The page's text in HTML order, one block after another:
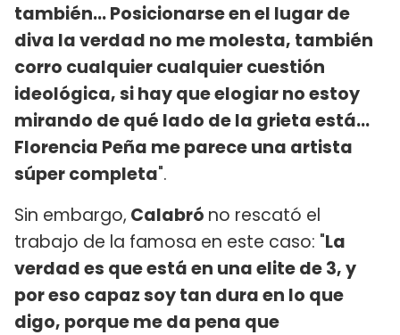
también... Posicionarse en el lugar de
diva la verdad no me molesta, también
corro cualquier cualquier cuestión
ideológica, si hay que elogiar no estoy
mirando de qué lado de la grieta está...
Florencia Peña me parece una artista
súper completa".
Sin embargo, Calabró no rescató el
trabajo de la famosa en este caso: "La
verdad es que está en una elite de 3, y
por eso capaz soy tan dura en lo que
digo, porque me da pena que